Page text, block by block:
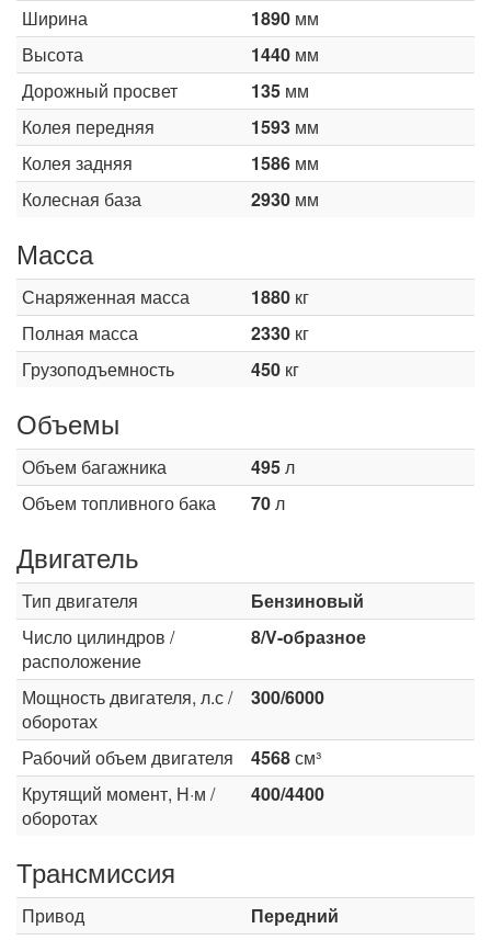
Ширина
1890 мм
Высота
1440 мм
Дорожный просвет
135 мм
Колея передняя
1593 мм
Колея задняя
1586 мм
Колесная база
2930 мм
Масса
Снаряженная масса 1880 кг
Полная масса
2330 кг
Грузоподъемность
450 кг
Объемы
Объем багажника 495л
Объем топливного бака
70л
Двигатель
Тип двигателя
Бензиновый
Число цилиндров /
расположение
8/V-образное
Мощность двигателя, л.с /
оборотах
300/6000
Рабочий объем двигателя 4568см³
Крутящий момент, Н·м /
оборотах
400/4400
Трансмиссия
Привод
Передний